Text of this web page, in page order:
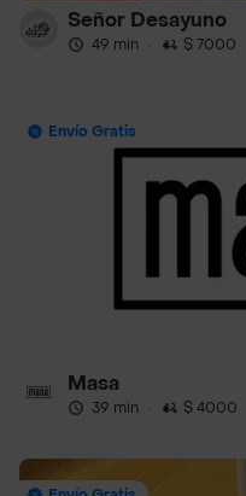
Señor Desayuno
49 min · $ 7000
Envío Gratis
Masa
39 min · $ 4000